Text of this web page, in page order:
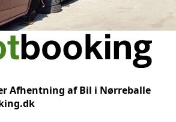
Afhentning af Bil i Nørreballe